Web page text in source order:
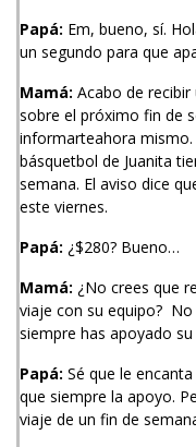
Papá: Em, bueno, sí.
un segundo para que
Mamá: Acabo de
sobre el próximo fin de
informarteahora mismo.
básquetbol de Juanita
semana. El aviso dice
este viernes.
Papá: ¿$280? Bueno…
Mamá: ¿No crees que
viaje con su equipo?
siempre has apoyado
Papá: Sé que le
que siempre la apoyo.
viaje de un fin de